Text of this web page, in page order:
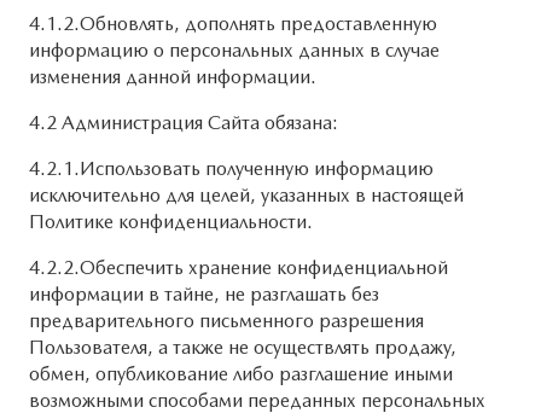
4.1.2.Обновлять, дополнять предоставленную
информацию о персональных данных в случае
изменения данной информации.
4.2 Администрация Сайта обязана:
4.2.1.Использовать полученную информацию
исключительно для целей, указанных в настоящей
Политике конфиденциальности.
4.2.2.Обеспечить хранение конфиденциальной
информации в тайне, не разглашать без
предварительного письменного разрешения
Пользователя, а также не осуществлять продажу,
обмен, опубликование либо разглашение иными
возможными способами переданных персональных